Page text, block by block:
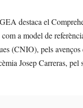
destaca el
a model de
(CNIO), pels
Josep Carreras,